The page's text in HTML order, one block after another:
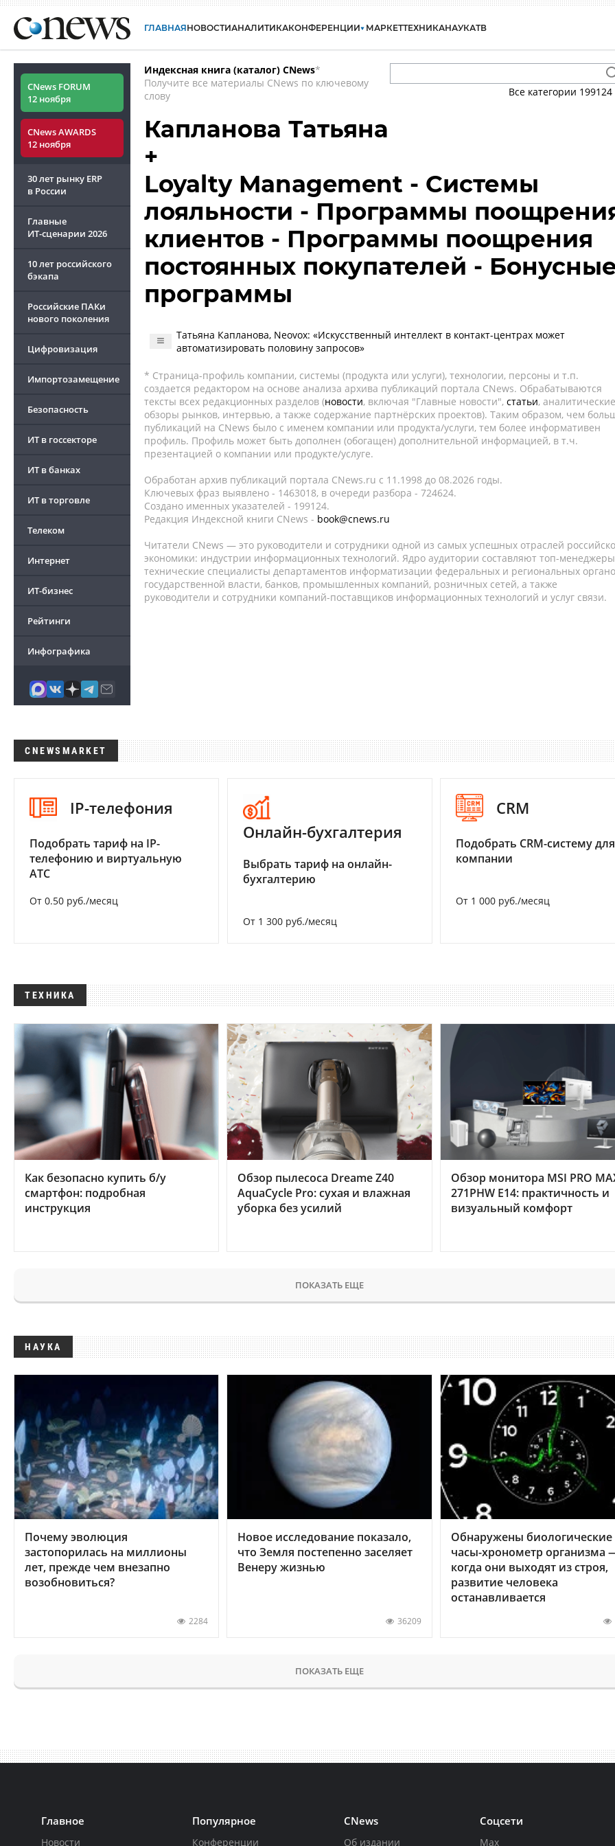
ГЛАВНАЯНОВОСТИАНАЛИТИКАКОНФЕРЕНЦИИ МАРКЕТТЕХНИКАНАУКАТВ
CNews FORUM
12 ноября
CNews AWARDS
12 ноября
30 лет рынку ERP
в России
Главные
ИТ-сценарии 2026
10 лет российского
бэкапа
Российские ПАКи
нового поколения
Цифровизация
Импортозамещение
Безопасность
ИТ в госсекторе
ИТ в банках
ИТ в торговле
Телеком
Интернет
ИТ-бизнес
Рейтинги
Инфографика
Индексная книга (каталог) CNews*
Получите все материалы CNews по ключевому
слову
Все категории 199124
Капланова Татьяна
+
Loyalty Management - Системы
лояльности - Программы
клиентов - Программы поощрения
постоянных покупателей -
программы
Татьяна Капланова, Neovox: «Искусственный интеллект в контакт-центрах может
автоматизировать половину запросов»
* Страница-профиль компании, системы (продукта или услуги), технологии, персоны и т.п.
создается редактором на основе анализа архива публикаций портала CNews. Обрабатываются
тексты всех редакционных разделов (новости, включая "Главные новости", статьи, аналитические
обзоры рынков, интервью, а также содержание партнёрских проектов). Таким образом, чем
публикаций на CNews было с именем компании или продукта/услуги, тем более информативен
профиль. Профиль может быть дополнен (обогащен) дополнительной информацией, в т.ч.
презентацией о компании или продукте/услуге.
Обработан архив публикаций портала CNews.ru c 11.1998 до 08.2026 годы.
Ключевых фраз выявлено - 1463018, в очереди разбора - 724624.
Создано именных указателей - 199124.
Редакция Индексной книги CNews - book@cnews.ru
Читатели CNews — это руководители и сотрудники одной из самых успешных отраслей
экономики: индустрии информационных технологий. Ядро аудитории составляют топ-
технические специалисты департаментов информатизации федеральных и региональных
государственной власти, банков, промышленных компаний, розничных сетей, а также
руководители и сотрудники компаний-поставщиков информационных технологий и услуг связи.
CNEWSMARKET
IP-телефония
Подобрать тариф на IP-
телефонию и виртуальную
АТС
От 0.50 руб./месяц
Онлайн-бухгалтерия
Выбрать тариф на онлайн-
бухгалтерию
От 1 300 руб./месяц
CRM
Подобрать CRM-систему для
компании
От 1 000 руб./месяц
ТЕХНИКА
Как безопасно купить б/у
смартфон: подробная
инструкция
Обзор пылесоса Dreame Z40
AquaCycle Pro: сухая и влажная
уборка без усилий
Обзор монитора MSI PRO
271PHW E14: практичность и
визуальный комфорт
ПОКАЗАТЬ ЕЩЕ
НАУКА
Почему эволюция
застопорилась на миллионы
лет, прежде чем внезапно
возобновиться?
2284
Новое исследование показало,
что Земля постепенно заселяет
Венеру жизнью
36209
Обнаружены биологические
часы-хронометр организма
когда они выходят из строя,
развитие человека
останавливается
ПОКАЗАТЬ ЕЩЕ
Главное
Новости
Популярное
Конференции
CNews
Об издании
Соцсети
Max